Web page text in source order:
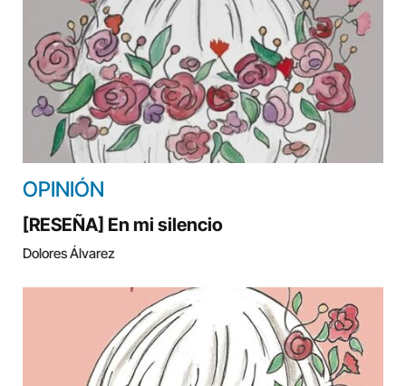
OPINIÓN
[RESEÑA] En mi silencio
Dolores Álvarez